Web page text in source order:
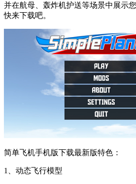
并在航母、轰炸机护送等场景中展示
快来下载吧。
简单飞机手机版下载最新版特色：
1、动态飞行模型